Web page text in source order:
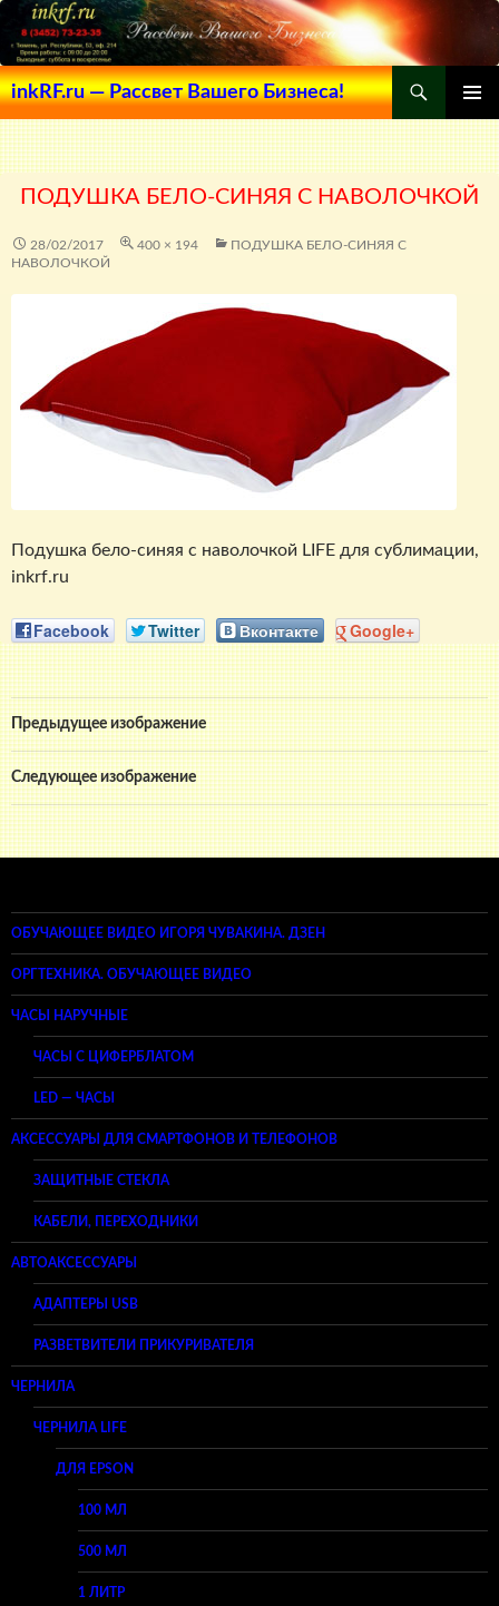
inkRF.ru — Рассвет Вашего Бизнеса!
Поиск
МЕНЮ
К
СОДЕРЖИМОМУ
ПОДУШКА БЕЛО-СИНЯЯ С НАВОЛОЧКОЙ
28/02/2017 400 × 194
ПОДУШКА БЕЛО-СИНЯЯ С
НАВОЛОЧКОЙ
Подушка бело-синяя с наволочкой LIFE для сублимации,
inkrf.ru
Facebook Twitter Вконтакте Google+
Предыдущее изображение
Следующее изображение
ОБУЧАЮЩЕЕ ВИДЕО ИГОРЯ ЧУВАКИНА. ДЗЕН
ОРГТЕХНИКА. ОБУЧАЮЩЕЕ ВИДЕО
ЧАСЫ НАРУЧНЫЕ
ЧАСЫ С ЦИФЕРБЛАТОМ
LED — ЧАСЫ
АКСЕССУАРЫ ДЛЯ СМАРТФОНОВ И ТЕЛЕФОНОВ
ЗАЩИТНЫЕ СТЕКЛА
КАБЕЛИ, ПЕРЕХОДНИКИ
АВТОАКСЕССУАРЫ
АДАПТЕРЫ USB
РАЗВЕТВИТЕЛИ ПРИКУРИВАТЕЛЯ
ЧЕРНИЛА
ЧЕРНИЛА LIFE
ДЛЯ EPSON
100 МЛ
500 МЛ
1 ЛИТР